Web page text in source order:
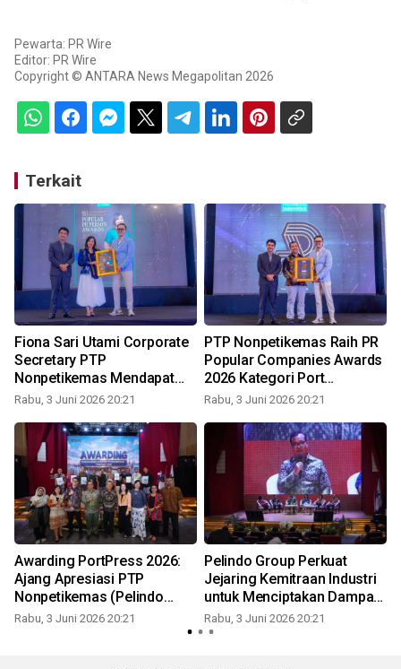
Pewarta: PR Wire
Editor: PR Wire
Copyright © ANTARA News Megapolitan 2026
Terkait
Fiona Sari Utami Corporate
Secretary PTP
Nonpetikemas Mendapat
Pengakuan Popular PR
Rabu, 3 Juni 2026 20:21
PTP Nonpetikemas Raih PR
Popular Companies Awards
2026 Kategori Port
Operation
Rabu, 3 Juni 2026 20:21
Awarding PortPress 2026:
Ajang Apresiasi PTP
Nonpetikemas (Pelindo
Group) atas Karya
Rabu, 3 Juni 2026 20:21
Pelindo Group Perkuat
Jejaring Kemitraan Industri
untuk Menciptakan Dampak
Ekonomi yang Lebih Luas
Rabu, 3 Juni 2026 20:21